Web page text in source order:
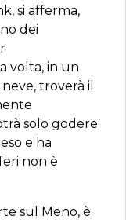
si afferma,
dei
volta, in un
troverà il
solo godere
e ha
non è
sul Meno, è